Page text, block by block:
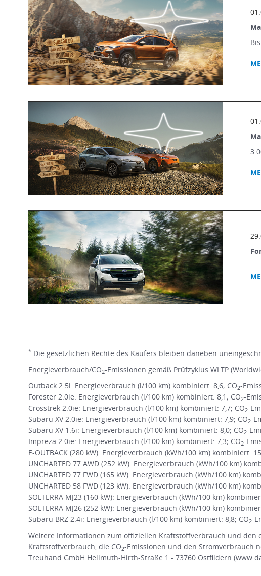
* Die gesetzlichen Rechte des Käufers bleiben daneben
Energieverbrauch/CO2-Emissionen gemäß Prüfzyklus WLTP
Outback 2.5i: Energieverbrauch (l/100 km) kombiniert: 8,6; CO2-
Forester 2.0ie: Energieverbrauch (l/100 km) kombiniert: 8,1; CO2-
Crosstrek 2.0ie: Energieverbrauch (l/100 km) kombiniert: 7,7; CO2-
Subaru XV 2.0ie: Energieverbrauch (l/100 km) kombiniert: 7,9; CO2-
Subaru XV 1.6i: Energieverbrauch (l/100 km) kombiniert: 8,0; CO2-
Impreza 2.0ie: Energieverbrauch (l/100 km) kombiniert: 7,3; CO2-
E-OUTBACK (280 kW): Energieverbrauch (kWh/100 km) kombiniert:
UNCHARTED 77 AWD (252 kW): Energieverbrauch (kWh/100 km)
UNCHARTED 77 FWD (165 kW): Energieverbrauch (kWh/100 km)
UNCHARTED 58 FWD (123 kW): Energieverbrauch (kWh/100 km)
SOLTERRA MJ23 (160 kW): Energieverbrauch (kWh/100 km)
SOLTERRA MJ26 (252 kW): Energieverbrauch (kWh/100 km)
Subaru BRZ 2.4i: Energieverbrauch (l/100 km) kombiniert: 8,8; CO2-
Weitere Informationen zum offiziellen Kraftstoffverbrauch und den
Kraftstoffverbrauch, die CO2-Emissionen und den Stromverbrauch
Treuhand GmbH Hellmuth-Hirth-Straße 1 - 73760 Ostfildern